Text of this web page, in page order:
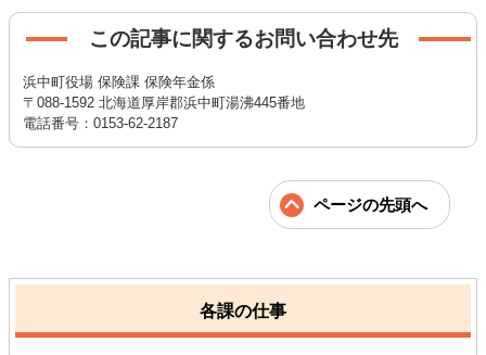
この記事に関するお問い合わせ先
浜中町役場 保険課 保険年金係
〒088-1592 北海道厚岸郡浜中町湯沸445番地
電話番号：0153-62-2187
ページの先頭へ
各課の仕事